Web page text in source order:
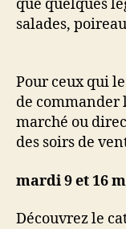
que quelques
salades,
Pour ceux qui
de commander
marché ou
des soirs de
mardi 9 et 16
Découvrez le